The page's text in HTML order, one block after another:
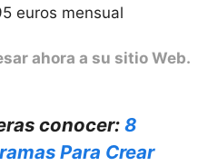
euros mensual
ahora a su sitio Web.
conocer: 8
Para Crear